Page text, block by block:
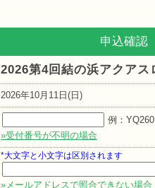
申込確認
2026第4回結の浜アクアス
2026年10月11日(日)
例：
»受付番号が不明の場合
*大文字と小文字は区別されます
»メールアドレスで照合できない場合